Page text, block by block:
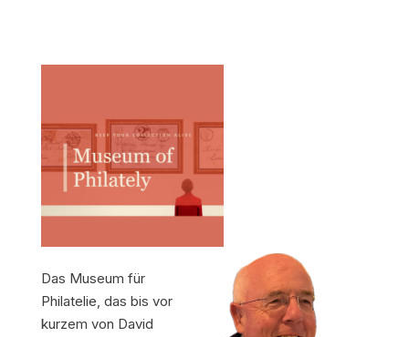
Das Museum für
Philatelie, das bis vor
kurzem von David